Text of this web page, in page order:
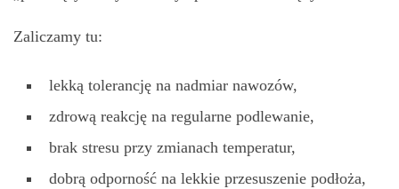
Zaliczamy tu:
lekką tolerancję na nadmiar nawozów,
zdrową reakcję na regularne podlewanie,
brak stresu przy zmianach temperatur,
dobrą odporność na lekkie przesuszenie podłoża,